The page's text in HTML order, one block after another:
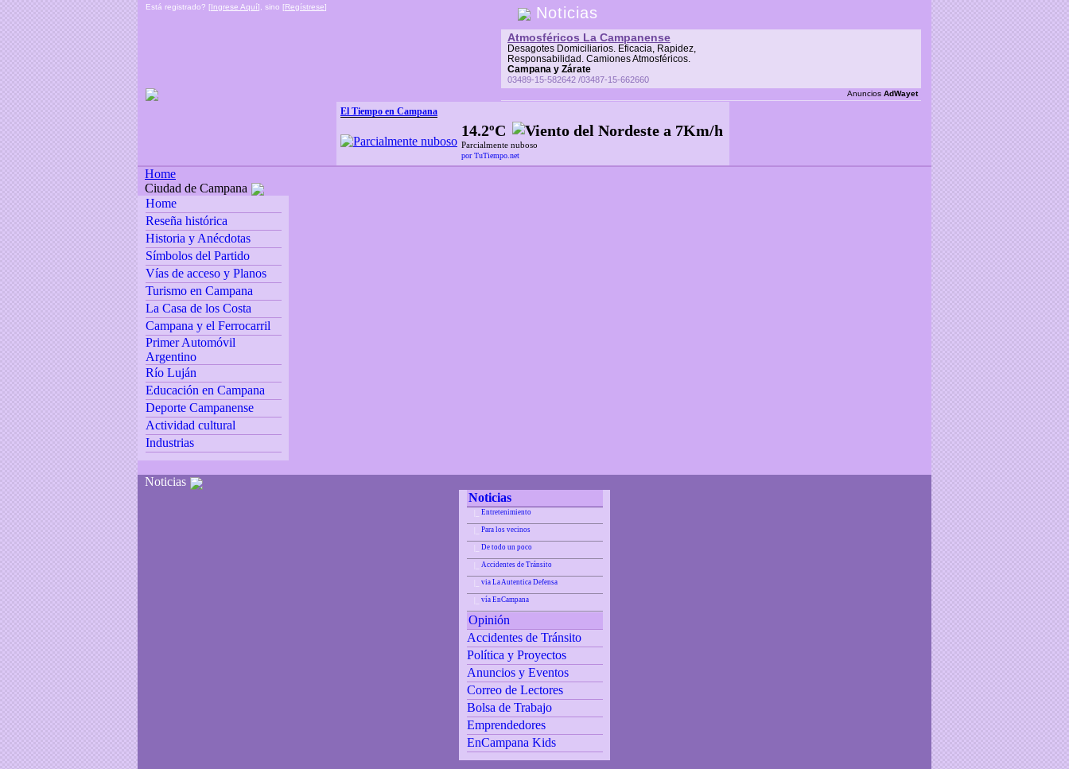
Está registrado? [Ingrese Aquí], sino [Regístrese] Noticias
Atmosféricos La Campanense
Desagotes Domiciliarios. Eficacia, Rapidez,
Responsabilidad. Camiones Atmosféricos.
Campana y Zárate
03489-15-582642 /03487-15-662660
Anuncios AdWayet
El Tiempo en Campana
14.2ºC
Parcialmente nuboso
por TuTiempo.net
Home
Ciudad de Campana
Home
Reseña histórica
Historia y Anécdotas
Símbolos del Partido
Vías de acceso y Planos
Turismo en Campana
La Casa de los Costa
Campana y el Ferrocarril
Primer Automóvil
Argentino
Río Luján
Educación en Campana
Deporte Campanense
Actividad cultural
Industrias
Noticias
Noticias
Entretenimiento
Para los vecinos
De todo un poco
Accidentes de Tránsito
via La Autentica Defensa
vía EnCampana
Opinión
Accidentes de Tránsito
Política y Proyectos
Anuncios y Eventos
Correo de Lectores
Bolsa de Trabajo
Emprendedores
EnCampana Kids